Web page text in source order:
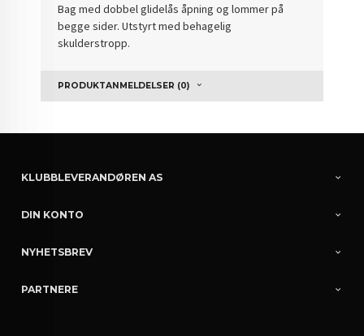
Bag med dobbel glidelås åpning og lommer på
begge sider. Utstyrt med behagelig
skulderstropp.
PRODUKTANMELDELSER (0)
KLUBBLEVERANDØREN AS
DIN KONTO
NYHETSBREV
PARTNERE